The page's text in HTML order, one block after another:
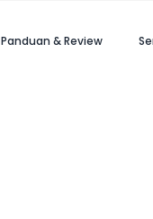
Panduan & Review